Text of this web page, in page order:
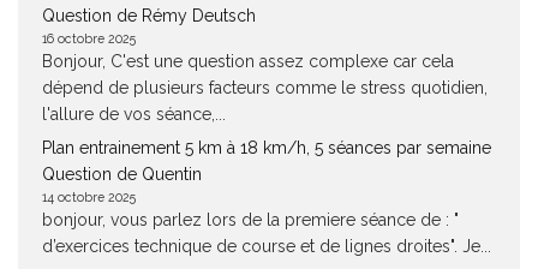
Question de Rémy Deutsch
16 octobre 2025
Bonjour, C'est une question assez complexe car cela
dépend de plusieurs facteurs comme le stress quotidien,
l'allure de vos séance,...
Plan entrainement 5 km à 18 km/h, 5 séances par semaine
Question de Quentin
14 octobre 2025
bonjour, vous parlez lors de la premiere séance de : "
d’exercices technique de course et de lignes droites". Je...